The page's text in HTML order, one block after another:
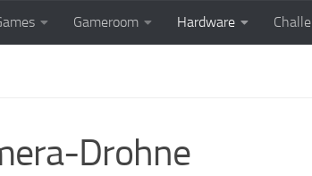
Gameroom Hardware
Drohne